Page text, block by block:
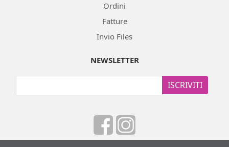
Ordini
Fatture
Invio Files
NEWSLETTER
ISCRIVITI